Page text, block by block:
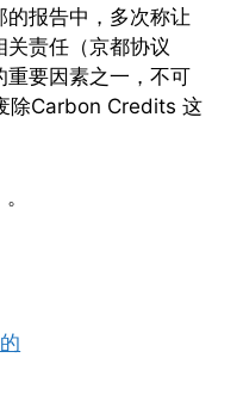
报告中，多次称让
责任（京都协议
重要因素之一，不可
Carbon Credits 这